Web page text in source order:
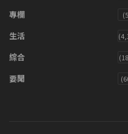
專欄
生活
綜合
要聞